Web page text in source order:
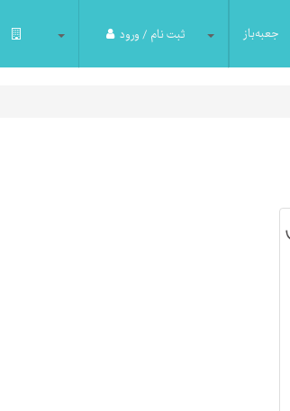
جعبه‌باز ثبت نام / ورود